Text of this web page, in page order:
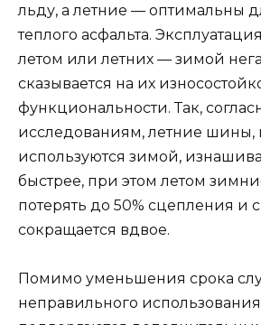
льду, а летние — оптимальны
теплого асфальта.
летом или летних — зимой
сказывается на их
функциональности. Так,
исследованиям, летние шины,
используются зимой,
быстрее, при этом летом
потерять до 50% сцепления и
сокращается вдвое.
Помимо уменьшения срока
неправильного